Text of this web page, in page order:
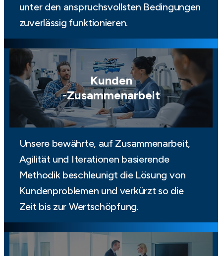
unter den anspruchsvollsten Bedingungen
zuverlässig funktionieren.
Kunden
-Zusammenarbeit
Unsere bewährte, auf Zusammenarbeit,
Agilität und Iterationen basierende
Methodik beschleunigt die Lösung von
Kundenproblemen und verkürzt so die
Zeit bis zur Wertschöpfung.